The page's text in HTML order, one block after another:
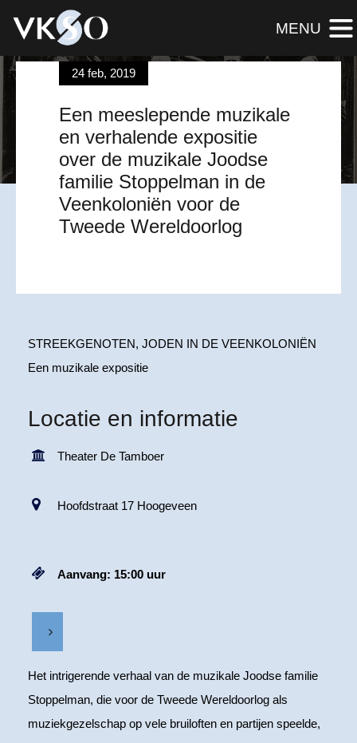
MENU
24 feb, 2019
Een meeslepende muzikale
en verhalende expositie
over de muzikale Joodse
familie Stoppelman in de
Veenkoloniën voor de
Tweede Wereldoorlog
STREEKGENOTEN, JODEN IN DE VEENKOLONIËN
Een muzikale expositie
Locatie en informatie
Theater De Tamboer
Hoofdstraat 17 Hoogeveen
Aanvang: 15:00 uur
Het intrigerende verhaal van de muzikale Joodse familie
Stoppelman, die voor de Tweede Wereldoorlog als
muziekgezelschap op vele bruiloften en partijen speelde,